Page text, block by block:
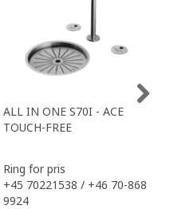
ALL IN ONE S70I - ACE
TOUCH-FREE
Ring for pris
+45 70221538 / +46 70-868
9924